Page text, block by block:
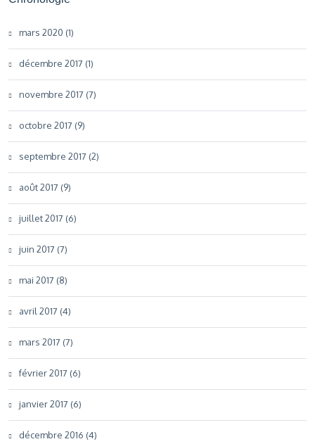
mars 2020 (1)
décembre 2017 (1)
novembre 2017 (7)
octobre 2017 (9)
septembre 2017 (2)
août 2017 (9)
juillet 2017 (6)
juin 2017 (7)
mai 2017 (8)
avril 2017 (4)
mars 2017 (7)
février 2017 (6)
janvier 2017 (6)
décembre 2016 (4)